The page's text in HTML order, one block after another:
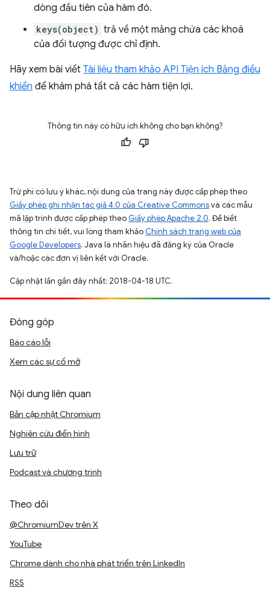
dòng đầu tiên của hàm đó.
keys(object) trả về một mảng chứa các khoá
của đối tượng được chỉ định.
Hãy xem bài viết Tài liệu tham khảo API Tiện ích Bảng điều
khiển để khám phá tất cả các hàm tiện lợi.
Thông tin này có hữu ích không cho bạn không?
Trừ phi có lưu ý khác, nội dung của trang này được cấp phép theo
Giấy phép ghi nhận tác giả 4.0 của Creative Commonsvà các mẫu
mã lập trình được cấp phép theo Giấy phép Apache 2.0. Để biết
thông tin chi tiết, vui lòng tham khảo Chính sách trang web của
Google Developers. Java là nhãn hiệu đã đăng ký của Oracle
và/hoặc các đơn vị liên kết với Oracle.
Cập nhật lần gần đây nhất: 2018-04-18 UTC.
Đóng góp
Báo cáo lỗi
Xem các sự cố mở
Nội dung liên quan
Bản cập nhật Chromium
Nghiên cứu điển hình
Lưu trữ
Podcast và chương trình
Theo dõi
@ChromiumDev trên X
YouTube
Chrome dành cho nhà phát triển trên LinkedIn
RSS